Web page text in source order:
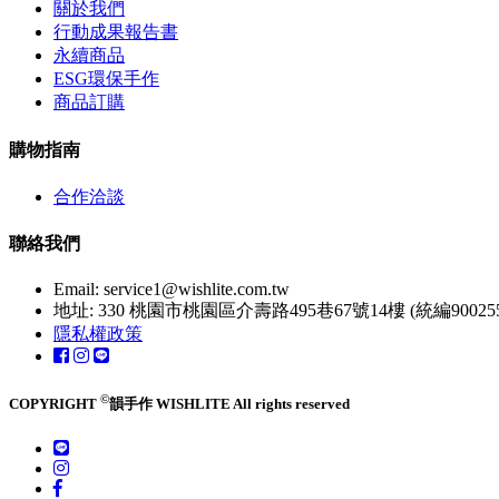
關於我們
行動成果報告書
永續商品
ESG環保手作
商品訂購
購物指南
合作洽談
聯絡我們
Email: service1@wishlite.com.tw
地址: 330 桃園市桃園區介壽路495巷67號14樓 (統編
隱私權政策
COPYRIGHT ©韻手作 WISHLITE All rights reserved